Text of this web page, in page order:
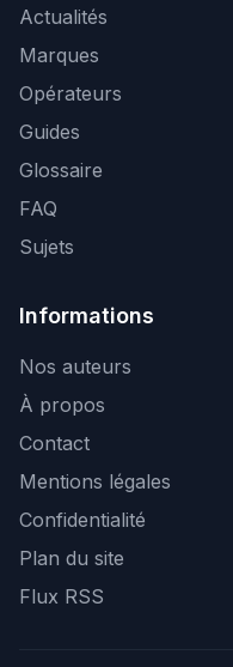
Actualités
Marques
Opérateurs
Guides
Glossaire
FAQ
Sujets
Informations
Nos auteurs
À propos
Contact
Mentions légales
Confidentialité
Plan du site
Flux RSS